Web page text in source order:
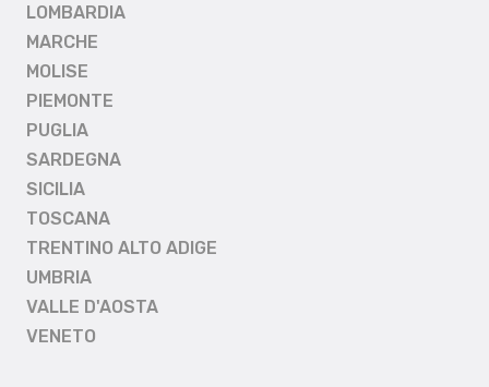
LOMBARDIA
MARCHE
MOLISE
PIEMONTE
PUGLIA
SARDEGNA
SICILIA
TOSCANA
TRENTINO ALTO ADIGE
UMBRIA
VALLE D'AOSTA
VENETO